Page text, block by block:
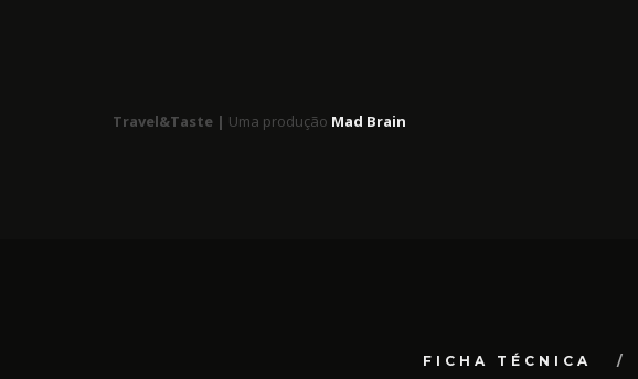
Travel&Taste | Uma produção Mad Brain
FICHA TÉCNICA